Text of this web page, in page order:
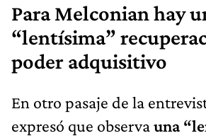
Para Melconian hay
“lentísima”
poder adquisitivo
En otro pasaje de la
expresó que observauna